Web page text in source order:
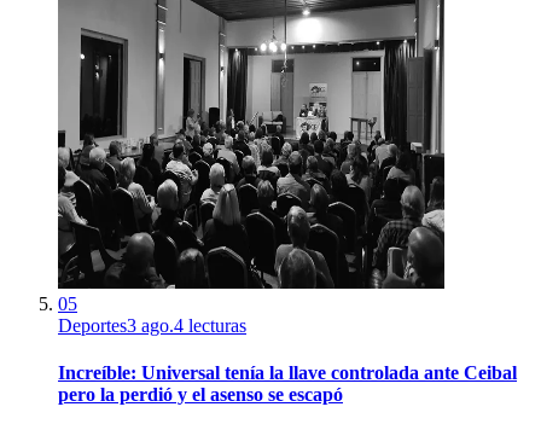
05
Deportes3 ago.4 lecturas
Increíble: Universal tenía la llave controlada ante Ceibal
pero la perdió y el asenso se escapó